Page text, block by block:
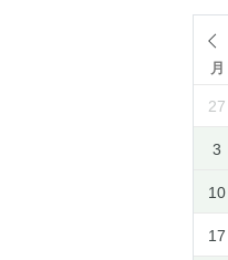
月
27
3
10
17